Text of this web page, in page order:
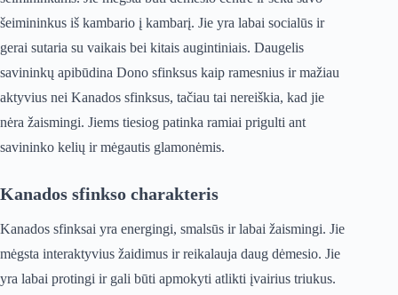
šeimininkus iš kambario į kambarį. Jie yra labai socialūs ir
gerai sutaria su vaikais bei kitais augintiniais. Daugelis
savininkų apibūdina Dono sfinksus kaip ramesnius ir mažiau
aktyvius nei Kanados sfinksus, tačiau tai nereiškia, kad jie
nėra žaismingi. Jiems tiesiog patinka ramiai prigulti ant
savininko kelių ir mėgautis glamonėmis.
Kanados sfinkso charakteris
Kanados sfinksai yra energingi, smalsūs ir labai žaismingi. Jie
mėgsta interaktyvius žaidimus ir reikalauja daug dėmesio. Jie
yra labai protingi ir gali būti apmokyti atlikti įvairius triukus.